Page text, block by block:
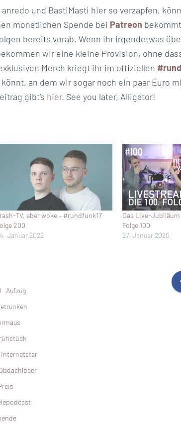
und BastiMasti hier so verzapfen,
monatlichen Spende bei Patreon
bereits vorab. Wenn ihr irgendetwas
wir eine kleine Provision, ohne
Merch kriegt ihr im offiziellen
an dem wir sogar noch ein paar Euro
gibt’s hier. See you later, Alligator!
TV, aber woke – #rundfunk17
200
Januar 2022
Das Live-
Folge 100
27. Januar 2020
Aufzug
Internetstar